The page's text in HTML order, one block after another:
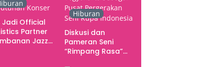
Jadi Official
Partner
Jazz
Hiburan
Diskusi dan
Pameran Seni
“Rimpang Rasa”